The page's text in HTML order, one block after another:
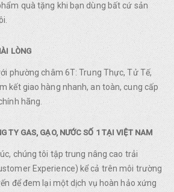
quà tặng khi bạn dùng bất cứ sản
LÒNG
phường châm 6T: Trung Thực, Tử Tế,
kết giao hàng nhanh, an toàn, cung cấp
hãng.
TY GAS, GẠO, NƯỚC SỐ 1 TẠI VIỆT NAM
chúng tôi tập trung nâng cao trải
Experience) kể cả trên môi trường
để đem lại một dịch vụ hoàn hảo xứng